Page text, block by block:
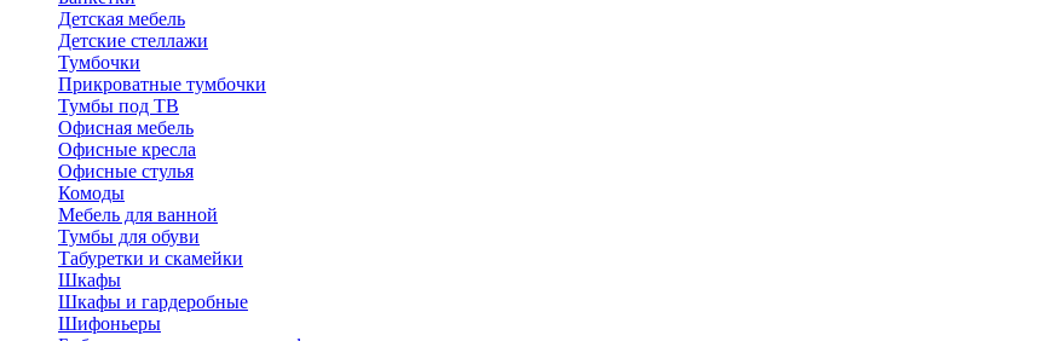
Детская мебель
Детские стеллажи
Тумбочки
Прикроватные тумбочки
Тумбы под ТВ
Офисная мебель
Офисные кресла
Офисные стулья
Комоды
Мебель для ванной
Тумбы для обуви
Табуретки и скамейки
Шкафы
Шкафы и гардеробные
Шифоньеры